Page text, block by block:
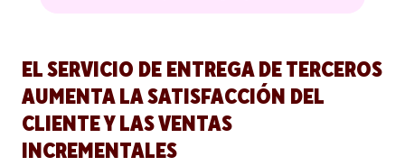
EL SERVICIO DE ENTREGA DE TERCEROS
AUMENTA LA SATISFACCIÓN DEL
CLIENTE Y LAS VENTAS
INCREMENTALES